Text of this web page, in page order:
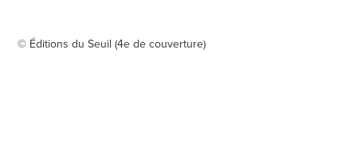
© Éditions du Seuil (4e de couverture)